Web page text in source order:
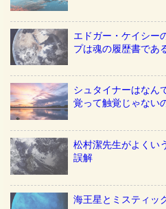
エドガー・ケイシ
プは魂の履歴書であ
シュタイナーはな
覚って触覚じゃない
松村潔先生がよくい
誤解
海王星とミスティッ